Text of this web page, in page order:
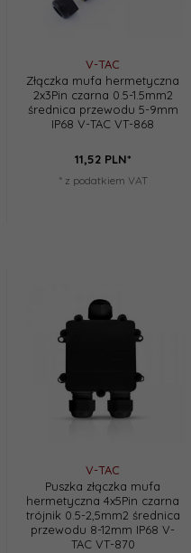
V-TAC
Złączka mufa hermetyczna
2x3Pin czarna 0.5-1.5mm2
średnica przewodu 5-9mm
IP68 V-TAC VT-868
11,52 PLN*
* z podatkiem VAT
V-TAC
Puszka złączka mufa
hermetyczna 4x5Pin czarna
trójnik 0.5-2,5mm2 średnica
przewodu 8-12mm IP68 V-
TAC VT-870